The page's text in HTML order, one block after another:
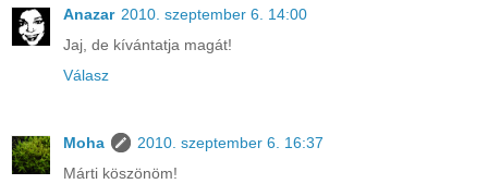
Anazar 2010. szeptember 6. 14:00
Jaj, de kívántatja magát!
Válasz
Moha
2010. szeptember 6. 16:37
Márti köszönöm!